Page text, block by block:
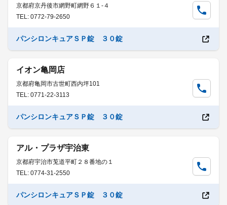
京都府京丹後市網野町網野６１-４
TEL: 0772-79-2650
パンシロンキュアＳＰ錠 ３０錠
イオン亀岡店
京都府亀岡市古世町西内坪101
TEL: 0771-22-3113
パンシロンキュアＳＰ錠 ３０錠
アル・プラザ宇治東
京都府宇治市莵道平町２８番地の１
TEL: 0774-31-2550
パンシロンキュアＳＰ錠 ３０錠